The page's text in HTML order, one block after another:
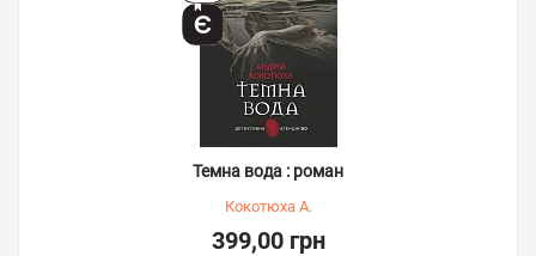
Темна вода : роман
Кокотюха А.
399,00 грн